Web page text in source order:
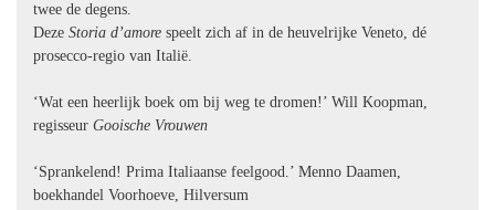
twee de degens.
Deze Storia d’amore speelt zich af in de heuvelrijke Veneto, dé
prosecco-regio van Italië.
‘Wat een heerlijk boek om bij weg te dromen!’ Will Koopman,
regisseur Gooische Vrouwen
‘Sprankelend! Prima Italiaanse feelgood.’ Menno Daamen,
boekhandel Voorhoeve, Hilversum